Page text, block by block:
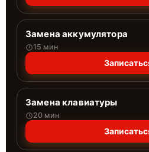
Замена аккумулятора
15 мин
Замена клавиатуры
20 мин